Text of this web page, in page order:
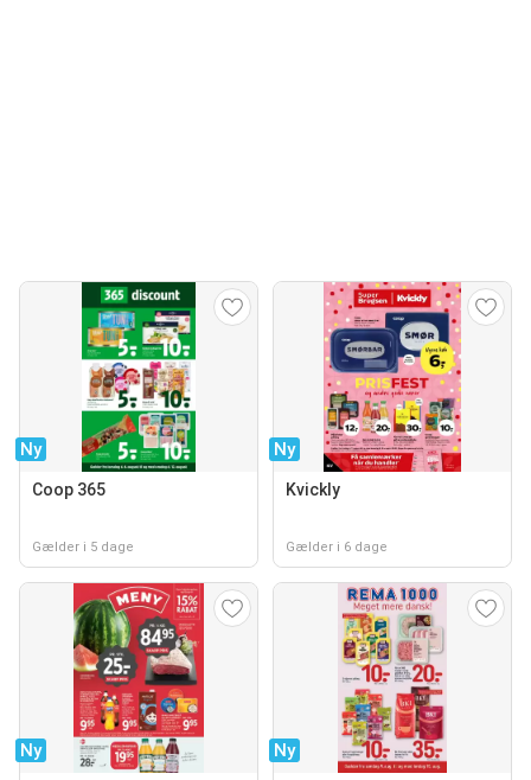
Ny
Coop 365
Gælder i 5 dage
Ny
Kvickly
Gælder i 6 dage
Ny Ny